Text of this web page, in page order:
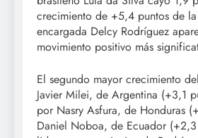
crecimiento de +5,4 puntos de
encargada Delcy Rodríguez
movimiento positivo más
El segundo mayor crecimiento
Javier Milei, de Argentina (+3,1
por Nasry Asfura, de Honduras
Daniel Noboa, de Ecuador